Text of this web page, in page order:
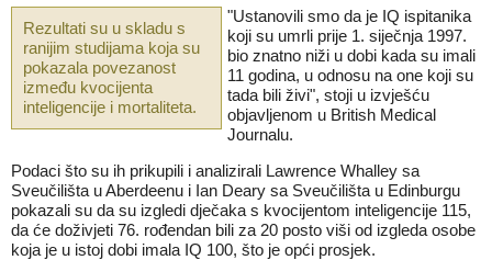
Rezultati su u skladu s
ranijim studijama koja su
pokazala povezanost
između kvocijenta
inteligencije i mortaliteta.
"Ustanovili smo da je IQ ispitanika
koji su umrli prije 1. siječnja 1997.
bio znatno niži u dobi kada su imali
11 godina, u odnosu na one koji su
tada bili živi", stoji u izvješću
objavljenom u British Medical
Journalu.
Podaci što su ih prikupili i analizirali Lawrence Whalley sa
Sveučilišta u Aberdeenu i Ian Deary sa Sveučilišta u Edinburgu
pokazali su da su izgledi dječaka s kvocijentom inteligencije 115,
da će doživjeti 76. rođendan bili za 20 posto viši od izgleda osobe
koja je u istoj dobi imala IQ 100, što je opći prosjek.